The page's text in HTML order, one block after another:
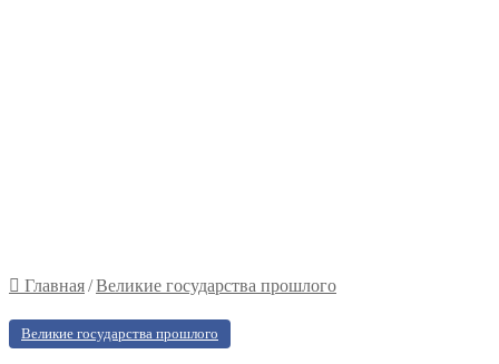
Главная/Великие государства прошлого
Великие государства прошлого